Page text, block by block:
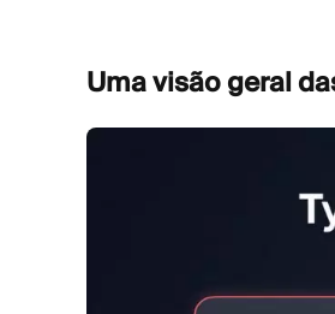
Uma visão geral